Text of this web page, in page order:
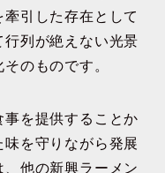
引した存在として
行列が絶えない光景
のものです。
を提供することか
を守りながら発展
他の新興ラーメン